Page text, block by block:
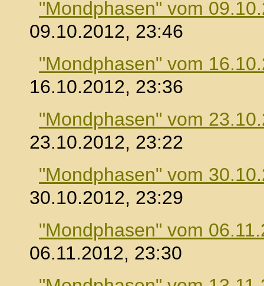
"Mondphasen" vom
09.10.2012, 23:46
"Mondphasen" vom
16.10.2012, 23:36
"Mondphasen" vom
23.10.2012, 23:22
"Mondphasen" vom
30.10.2012, 23:29
"Mondphasen" vom
06.11.2012, 23:30